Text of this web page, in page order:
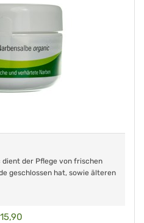
dient der Pflege von frischen
geschlossen hat, sowie älteren
15,90